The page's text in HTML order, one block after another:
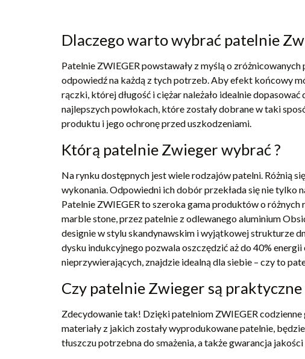
Dlaczego warto wybrać patelnie
Patelnie ZWIEGER powstawały z myślą o
odpowiedź na każdą z tych potrzeb. Aby efekt końcowy
rączki, której długość i ciężar należało idealnie
najlepszych powłokach, które zostały dobrane w taki
produktu i jego ochronę przed uszkodzeniami.
Którą patelnie Zwieger wybrać ?
Na rynku dostępnych jest wiele rodzajów patelni. Różnią
wykonania. Odpowiedni ich dobór przekłada się nie tylko
Patelnie ZWIEGER to szeroka gama produktów o
marble stone, przez patelnie z odlewanego aluminium
designie w stylu skandynawskim i wyjątkowej strukturze
dysku indukcyjnego pozwala oszczędzić aż do 40%
nieprzywierających, znajdzie idealną dla siebie – czy to
Czy patelnie Zwieger są praktyczne
Zdecydowanie tak! Dzięki patelniom ZWIEGER
materiały z jakich zostały wyprodukowane patelnie,
tłuszczu potrzebna do smażenia, a także gwarancja